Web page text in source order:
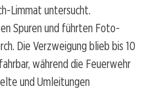
Limmat untersucht.
Spuren und führten Foto-
Die Verzweigung blieb bis 10
während die Feuerwehr
und Umleitungen